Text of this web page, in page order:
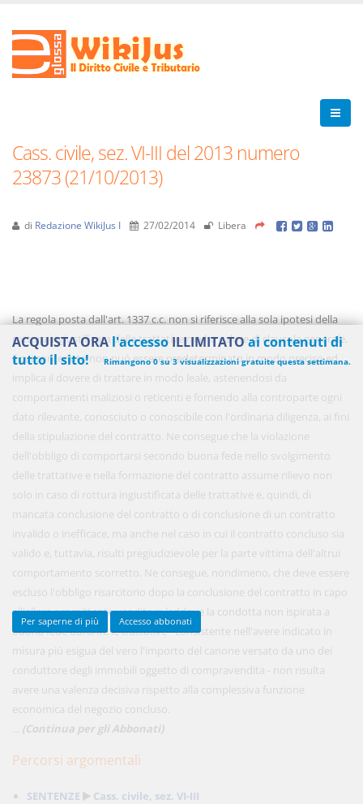
Cass. civile, sez. VI-III del 2013 numero
23873 (21/10/2013)
di Redazione WikiJus I 27/02/2014 Libera
La regola posta dall'art. 1337 c.c. non si riferisce alla sola ipotesi della
rottura ingiustificata delle trattative ma ha valore di clausola generale,
il cui contenuto non può essere predeterminato in modo preciso ed
implica il dovere di trattare in modo leale, astenendosi da
comportamenti maliziosi o reticenti e fornendo alla controparte ogni
dato rilevante, conosciuto o conoscibile con l'ordinaria diligenza, ai fini
della stipulazione del contratto. Ne consegue che la violazione
dell'obbligo di comportarsi secondo buona fede nello svolgimento
delle trattative e nella formazione del contratto assume rilievo non
solo in caso di rottura ingiustificata delle trattative e, quindi, di
mancata conclusione del contratto o di conclusione di un contratto
invalido o inefficace, ma anche nel caso in cui il contratto concluso sia
valido e, tuttavia, risulti pregiudizievole per la parte vittima dell'altrui
comportamento scorretto. Ne consegue, nondimeno, che deve essere
escluso l'obbligo risarcitorio dopo la conclusione del contratto in capo
all'allora promittente venditore laddove la condotta non ispirata a
buona fede durante le trattative - consistente nell'avere indicato in
misura più esigua del vero l'importo del canone versato da uno dei
conduttore degli immobili oggetto di compravendita - non risulta
avere una valenza decisiva rispetto alla complessiva funzione
economica del negozio concluso.
(Continua per gli Abbonati)
Percorsi argomentali
SENTENZE Cass. civile, sez. VI-III
ACQUISTA ORAl'accessoILLIMITATOai contenuti di
tutto il sito!
Rimangono 0 su 3 visualizzazioni gratuite questa settimana.
450,00 €
risparmi il 21%!
Acquista ora
48,00 €
Acquista ora
Per saperne di più Accesso abbonati